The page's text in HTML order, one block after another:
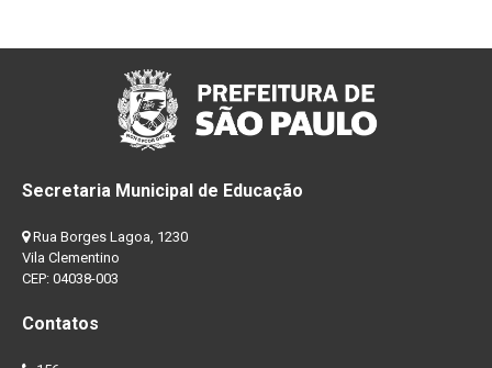
Secretaria Municipal de Educação
Rua Borges Lagoa, 1230
Vila Clementino
CEP: 04038-003
Contatos